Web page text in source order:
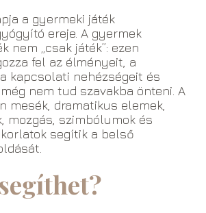
a gyermeki játék
ereje. A gyermek
nem „csak játék”: ezen
fel az élményeit, a
kapcsolati nehézségeit és
nem tud szavakba önteni. A
mesék, dramatikus elemek,
mozgás, szimbólumok és
segítik a belső